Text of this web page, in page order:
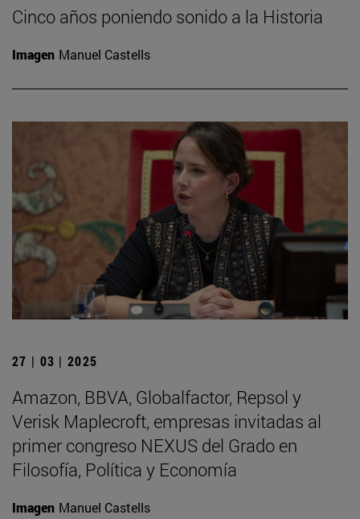
Cinco años poniendo sonido a la Historia
Imagen Manuel Castells
27 | 03 | 2025
Amazon, BBVA, Globalfactor, Repsol y
Verisk Maplecroft, empresas invitadas al
primer congreso NEXUS del Grado en
Filosofía, Política y Economía
Imagen Manuel Castells